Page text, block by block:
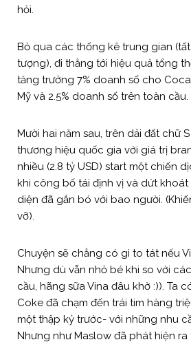
hỏi.
Bỏ qua các thống kê trung gian
tượng), đi thẳng tới hiệu quả tổng
tăng trưởng 7% doanh số cho
Mỹ và 2.5% doanh số trên toàn cầu.
Mười hai năm sau, trên dải đất chữ
thương hiệu quốc gia với giá trị
nhiều (2.8 tỷ USD) start một chiến
khi công bố tái định vị và dứt khoát
diện đã gắn bó với bao người.
vỡ).
Chuyện sẽ chẳng có gì to tát nếu
Nhưng dù vẫn nhỏ bé khi so với
cầu, hãng sữa Vina đâu khờ :)). Ta
Coke đã chạm đến trái tim hàng
một thập kỷ trước- với những nhu
Nhưng như Maslow đã phát hiện ra